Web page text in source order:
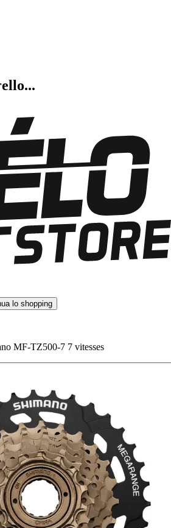
lo shopping
MF-TZ500-7 7 vitesses